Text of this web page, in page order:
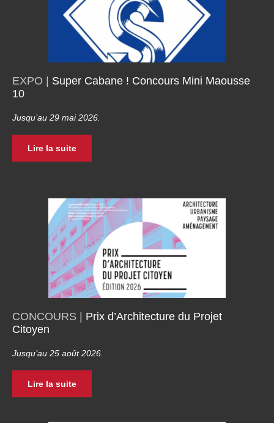
EXPO | Super Cabane ! Concours Mini Maousse
10
Jusqu’au 29 mai 2026.
Lire la suite
CONCOURS | Prix d’Architecture du Projet
Citoyen
Jusqu’au 25 août 2026.
Lire la suite